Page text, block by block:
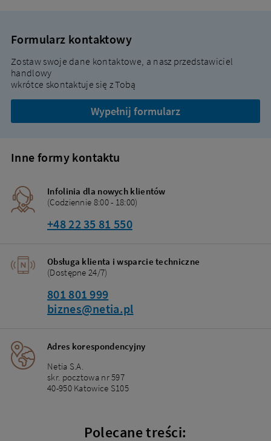
Formularz kontaktowy
Zostaw swoje dane kontaktowe, a nasz przedstawiciel
handlowy
wkrótce skontaktuje się z Tobą
Wypełnij formularz
Inne formy kontaktu
Infolinia dla nowych klientów
(Codziennie 8:00 - 18:00)
+48 22 35 81 550
Obsługa klienta i wsparcie techniczne
(Dostępne 24/7)
801 801 999
biznes@netia.pl
Adres korespondencyjny
Netia S.A.
skr. pocztowa nr 597
40-950 Katowice S105
Polecane treści: